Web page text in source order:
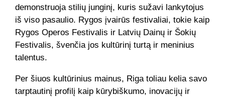
demonstruoja stilių junginį, kuris sužavi lankytojus
iš viso pasaulio. Rygos įvairūs festivaliai, tokie kaip
Rygos Operos Festivalis ir Latvių Dainų ir Šokių
Festivalis, švenčia jos kultūrinį turtą ir meninius
talentus.
Per šiuos kultūrinius mainus, Riga toliau kelia savo
tarptautinį profilį kaip kūrybiškumo, inovacijų ir